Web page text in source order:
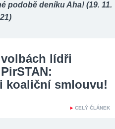
podobě deníku Aha! (19. 11.
lídři
koaliční smlouvu!
CELÝ ČLÁNEK